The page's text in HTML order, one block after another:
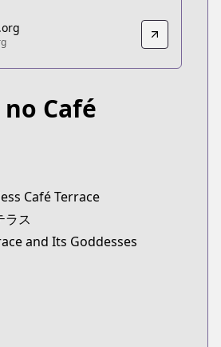
title/99b8eaeb-9041-4bfd-
Café
Café Terrace
ラス
and Its Goddesses